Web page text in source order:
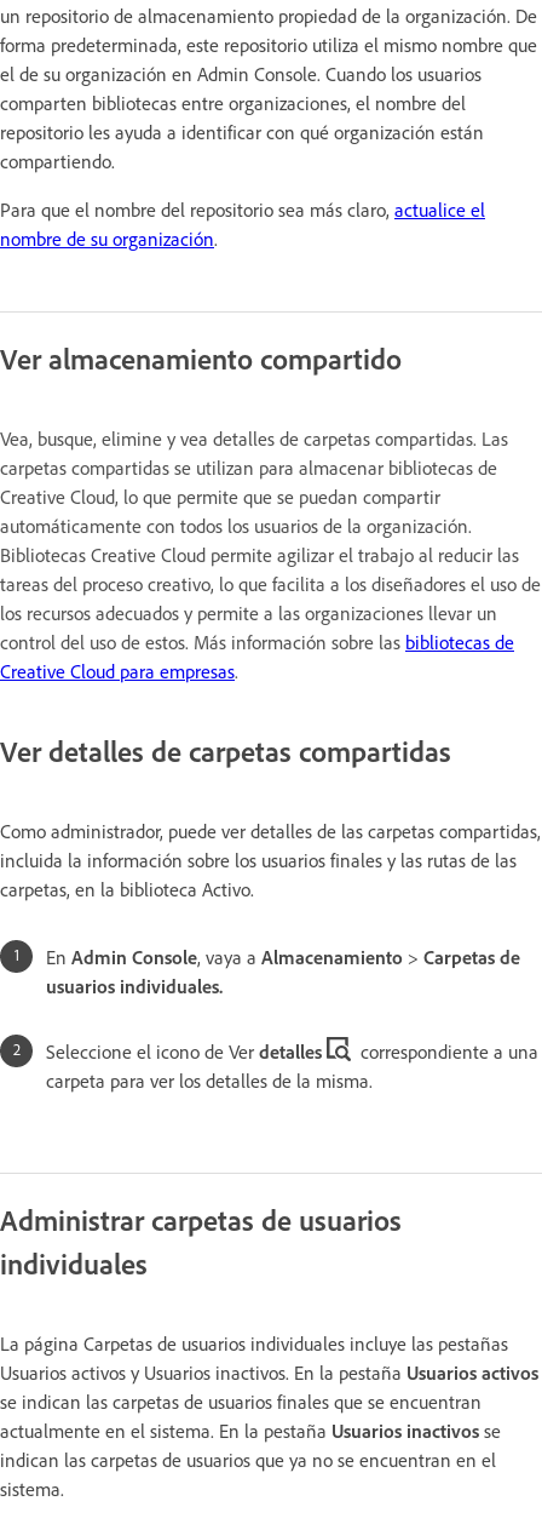
un repositorio de almacenamiento propiedad de la organización. De
forma predeterminada, este repositorio utiliza el mismo nombre que
el de su organización en Admin Console. Cuando los usuarios
comparten bibliotecas entre organizaciones, el nombre del
repositorio les ayuda a identificar con qué organización están
compartiendo.
Para que el nombre del repositorio sea más claro, actualice el
nombre de su organización.
Ver almacenamiento compartido
Vea, busque, elimine y vea detalles de carpetas compartidas. Las
carpetas compartidas se utilizan para almacenar bibliotecas de
Creative Cloud, lo que permite que se puedan compartir
automáticamente con todos los usuarios de la organización.
Bibliotecas Creative Cloud permite agilizar el trabajo al reducir las
tareas del proceso creativo, lo que facilita a los diseñadores el uso de
los recursos adecuados y permite a las organizaciones llevar un
control del uso de estos. Más información sobre las bibliotecas de
Creative Cloud para empresas.
Ver detalles de carpetas compartidas
Como administrador, puede ver detalles de las carpetas compartidas,
incluida la información sobre los usuarios finales y las rutas de las
carpetas, en la biblioteca Activo.
En Admin Console, vaya a Almacenamiento > Carpetas de
usuarios individuales.
Seleccione el icono de Ver detalles
correspondiente a una
carpeta para ver los detalles de la misma.
Administrar carpetas de usuarios
individuales
La página Carpetas de usuarios individuales incluye las pestañas
Usuarios activos y Usuarios inactivos. En la pestaña Usuarios activos
se indican las carpetas de usuarios finales que se encuentran
actualmente en el sistema. En la pestaña Usuarios inactivos se
indican las carpetas de usuarios que ya no se encuentran en el
sistema.